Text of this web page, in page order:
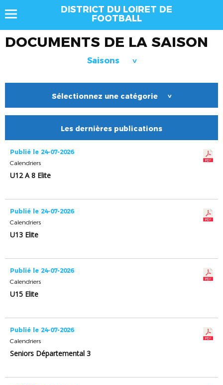
DISTRICT DU LOIRET DE
FOOTBALL
DOCUMENTS DE LA SAISON
Saisons >
Sélectionnez une catégorie >
Les dernières publications
Publié le 24-07-2026
Calendriers
U12 A 8 Elite
Publié le 24-07-2026
Calendriers
U13 Elite
Publié le 24-07-2026
Calendriers
U15 Elite
Publié le 24-07-2026
Calendriers
Seniors Départemental 3